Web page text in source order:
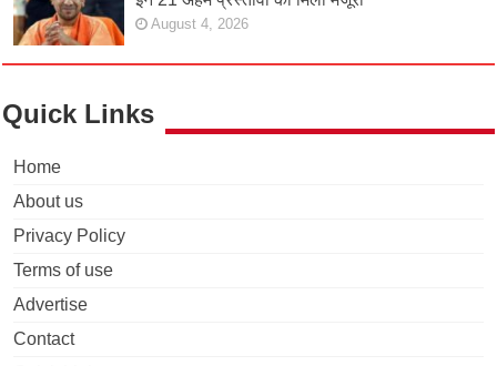
August 4, 2026
Quick Links
Home
About us
Privacy Policy
Terms of use
Advertise
Contact